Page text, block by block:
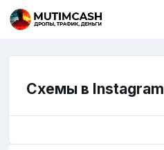
Схемы в Instagram